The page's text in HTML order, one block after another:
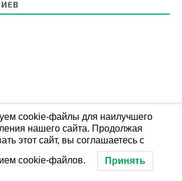
данных мониторинга на своих
активная ссылка на Сбой.рф
admin@сбой.рф
cookie-файлы для наилучшего
нашего сайта. Продолжая
этот сайт, вы соглашаетесь с
cookie-файлов. Принять